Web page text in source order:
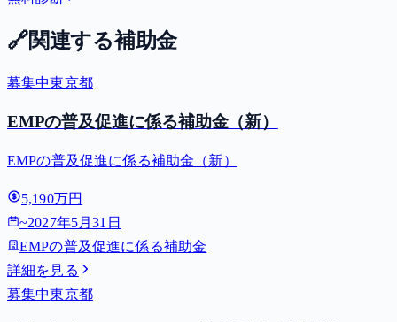
🔗関連する補助金
募集中東京都
EMPの普及促進に係る補助金（新）
EMPの普及促進に係る補助金（新）
5,190万円
~2027年5月31日
EMPの普及促進に係る補助金
詳細を見る
募集中東京都